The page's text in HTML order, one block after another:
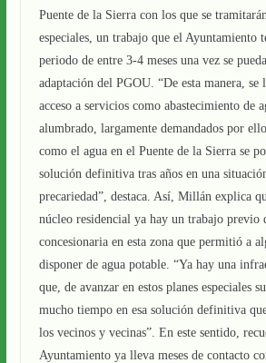
Puente de la Sierra con los que se
especiales, un trabajo que el Ayuntamiento
periodo de entre 3-4 meses una vez se
adaptación del PGOU. “De esta manera,
acceso a servicios como abastecimiento de
alumbrado, largamente demandados por
como el agua en el Puente de la Sierra se
solución definitiva tras años en una
precariedad”, destaca. Así, Millán explica
núcleo residencial ya hay un trabajo previo
concesionaria en esta zona que permitió a
disponer de agua potable. “Ya hay una
que, de avanzar en estos planes especiales
mucho tiempo en esa solución definitiva
los vecinos y vecinas”. En este sentido,
Ayuntamiento ya lleva meses de contacto